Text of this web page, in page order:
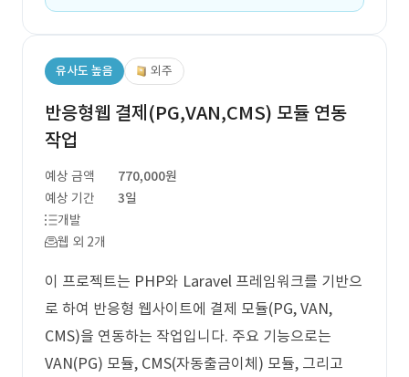
유사도 높음 외주
반응형웹 결제(PG,VAN,CMS) 모듈 연동
작업
예상 금액
770,000원
예상 기간
3일
개발
웹 외 2개
이 프로젝트는 PHP와 Laravel 프레임워크를 기반으
로 하여 반응형 웹사이트에 결제 모듈(PG, VAN,
CMS)을 연동하는 작업입니다. 주요 기능으로는
VAN(PG) 모듈, CMS(자동출금이체) 모듈, 그리고